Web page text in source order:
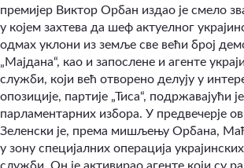
премијер Виктор Орбан издао је смело
у којем захтева да шеф актуелног
одмах уклони из земље све већи број
„Мајдана“, као и запослене и агенте
служби, који већ отворено делују у
опозиције, партије „Тиса“, подржавајући
парламентарних избора. У предвечерје
Зеленски је, према мишљењу Орбана,
у зону специјалних операција